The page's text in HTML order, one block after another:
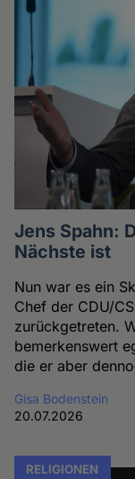
Jens Spahn:
Nächste ist
Nun war es ein
Chef der CDU/
zurückgetreten.
bemerkenswert
die er aber
Gisa Bodenstein
20.07.2026
RELIGIONEN